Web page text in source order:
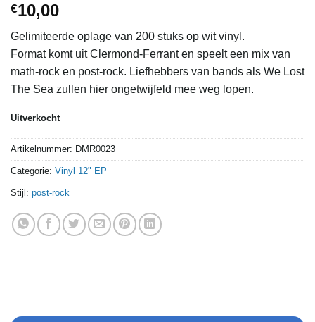
€10,00
Gelimiteerde oplage van 200 stuks op wit vinyl.
Format komt uit Clermond-Ferrant en speelt een mix van
math-rock en post-rock. Liefhebbers van bands als We Lost
The Sea zullen hier ongetwijfeld mee weg lopen.
Uitverkocht
Artikelnummer: DMR0023
Categorie: Vinyl 12" EP
Stijl: post-rock